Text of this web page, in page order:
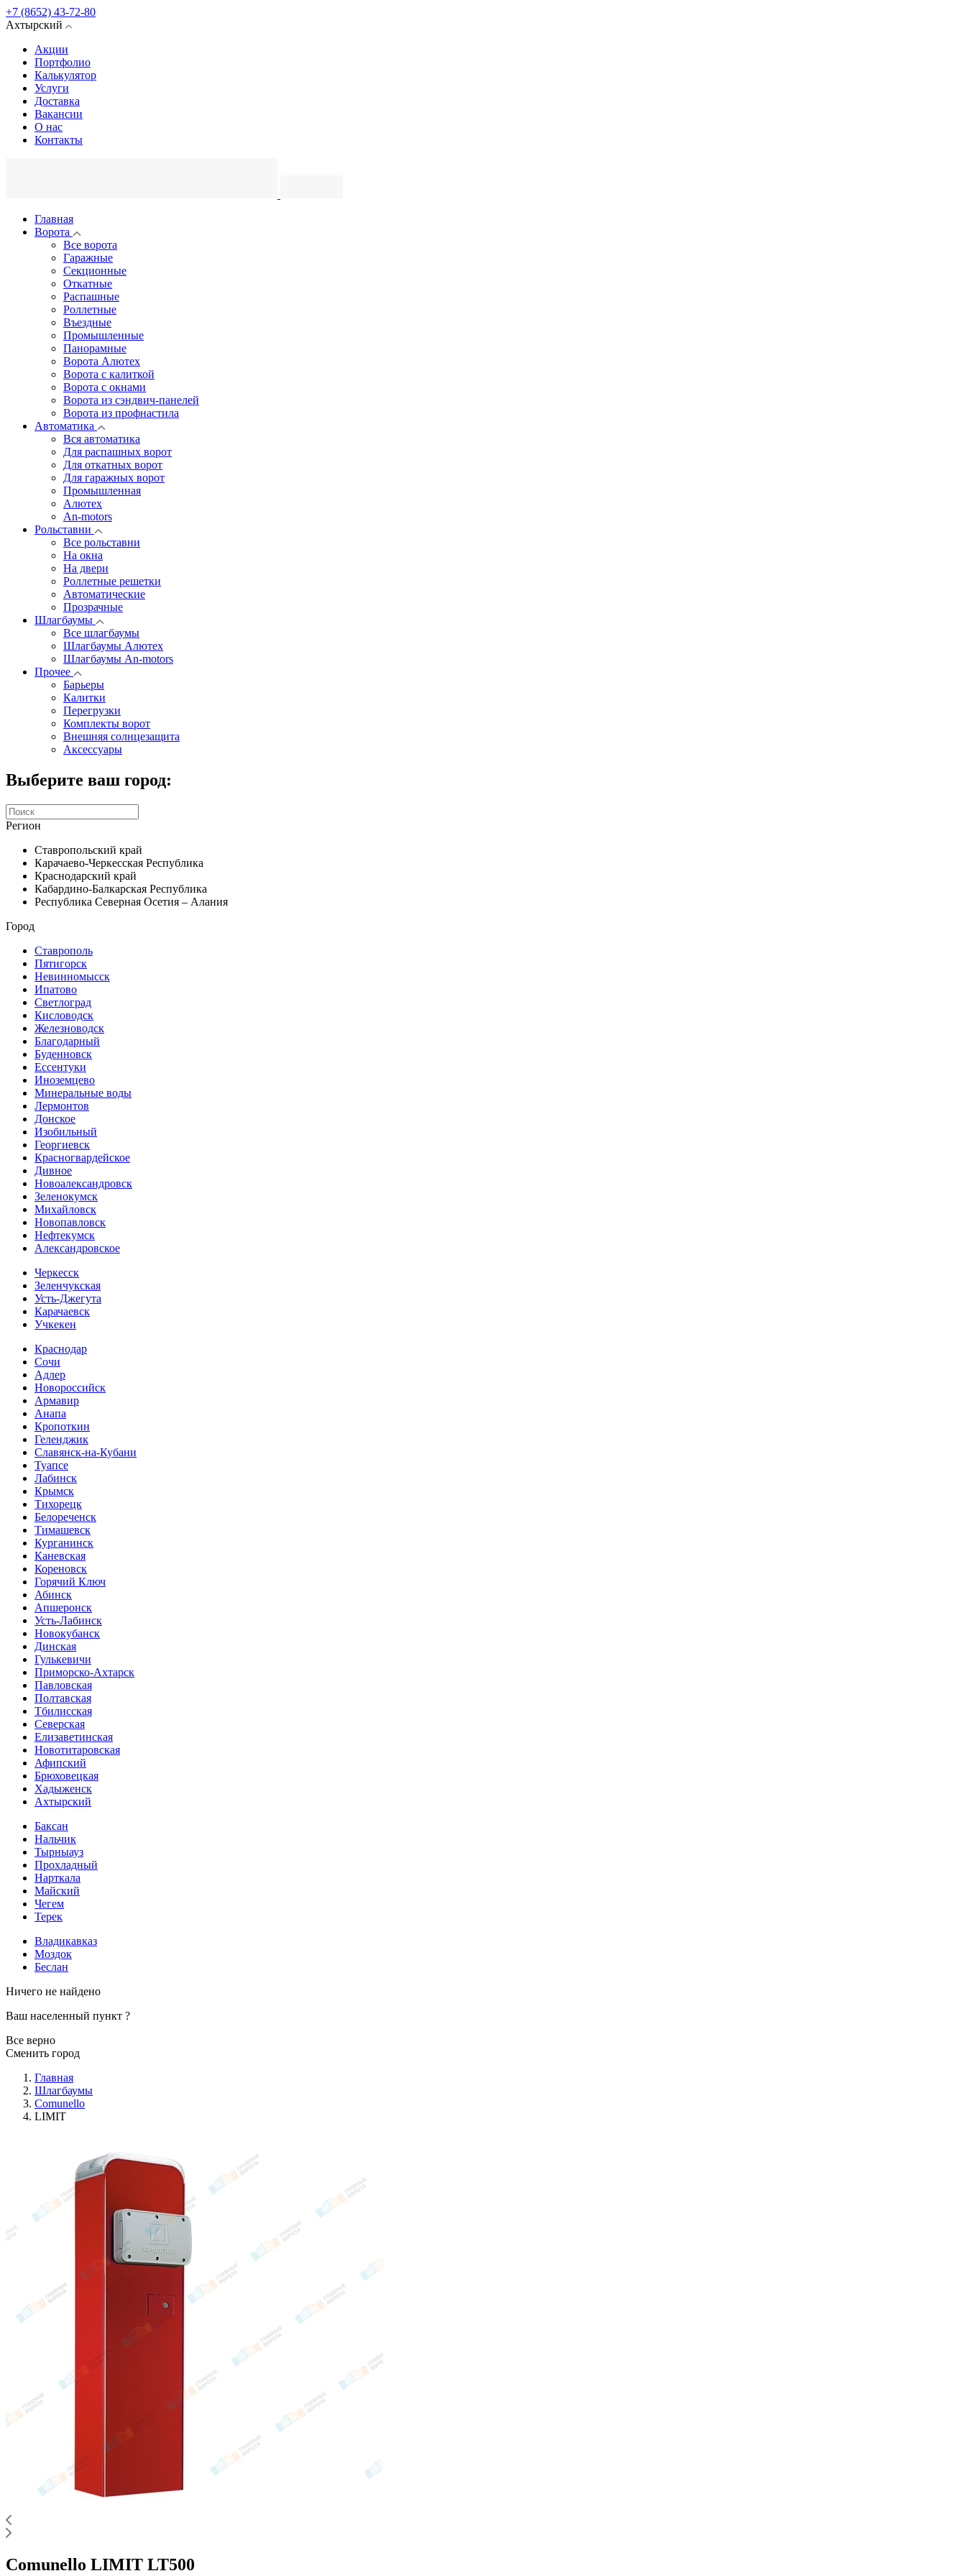
+7 (8652) 43-72-80
Ахтырский
Акции
Портфолио
Калькулятор
Услуги
Доставка
Вакансии
О нас
Контакты
Главная
Ворота
Все ворота
Гаражные
Секционные
Откатные
Распашные
Роллетные
Въездные
Промышленные
Панорамные
Ворота Алютех
Ворота с калиткой
Ворота c окнами
Ворота из сэндвич-панелей
Ворота из профнастила
Автоматика
Вся автоматика
Для распашных ворот
Для откатных ворот
Для гаражных ворот
Промышленная
Алютех
An-motors
Рольставни
Все рольставни
На окна
На двери
Роллетные решетки
Автоматические
Прозрачные
Шлагбаумы
Все шлагбаумы
Шлагбаумы Алютех
Шлагбаумы An-motors
Прочее
Барьеры
Калитки
Перегрузки
Комплекты ворот
Внешняя солнцезащита
Аксессуары
Выберите ваш город:
Регион
Ставропольский край
Карачаево-Черкесская Республика
Краснодарский край
Кабардино-Балкарская Республика
Республика Северная Осетия – Алания
Город
Ставрополь
Пятигорск
Невинномысск
Ипатово
Светлоград
Кисловодск
Железноводск
Благодарный
Буденновск
Ессентуки
Иноземцево
Минеральные воды
Лермонтов
Донское
Изобильный
Георгиевск
Красногвардейское
Дивное
Новоалександровск
Зеленокумск
Михайловск
Новопавловск
Нефтекумск
Александровское
Черкесск
Зеленчукская
Усть-Джегута
Карачаевск
Учкекен
Краснодар
Сочи
Адлер
Новороссийск
Армавир
Анапа
Кропоткин
Геленджик
Славянск-на-Кубани
Туапсе
Лабинск
Крымск
Тихорецк
Белореченск
Тимашевск
Курганинск
Каневская
Кореновск
Горячий Ключ
Абинск
Апшеронск
Усть-Лабинск
Новокубанск
Динская
Гулькевичи
Приморско-Ахтарск
Павловская
Полтавская
Тбилисская
Северская
Елизаветинская
Новотитаровская
Афипский
Брюховецкая
Хадыженск
Ахтырский
Баксан
Нальчик
Тырныауз
Прохладный
Нарткала
Майский
Чегем
Терек
Владикавказ
Моздок
Беслан
Ничего не найдено
Ваш населенный пункт ?
Все верно
Сменить город
Главная
Шлагбаумы
Comunello
LIMIT
Comunello LIMIT LT500